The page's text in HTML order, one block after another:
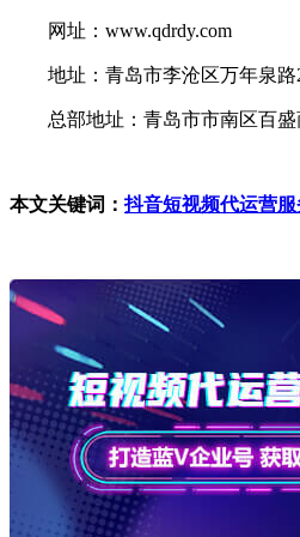
网址：www.qdrdy.com
地址：青岛市李沧区万年泉路
总部地址：青岛市市南区百盛
本文关键词：抖音短视频代运营服